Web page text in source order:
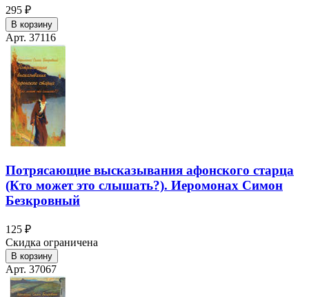
295 ₽
В корзину
Арт. 37116
Потрясающие высказывания афонского старца
(Кто может это слышать?). Иеромонах Симон
Безкровный
125 ₽
Скидка ограничена
В корзину
Арт. 37067